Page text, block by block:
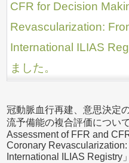
CFR for Decision
Revascularization:
International ILIAS
ました。
冠動脈血行再建、意思決定
流予備能の複合評価につい
Assessment of FFR and
Coronary
International ILIAS Registry